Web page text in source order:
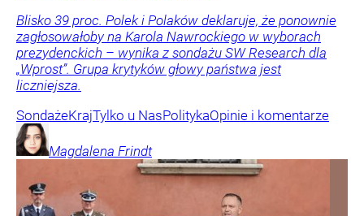
Blisko 39 proc. Polek i Polaków deklaruje, że ponownie
zagłosowałoby na Karola Nawrockiego w wyborach
prezydenckich – wynika z sondażu SW Research dla
„Wprost”. Grupa krytyków głowy państwa jest
liczniejsza.
SondażeKrajTylko u NasPolitykaOpinie i komentarze
Magdalena Frindt